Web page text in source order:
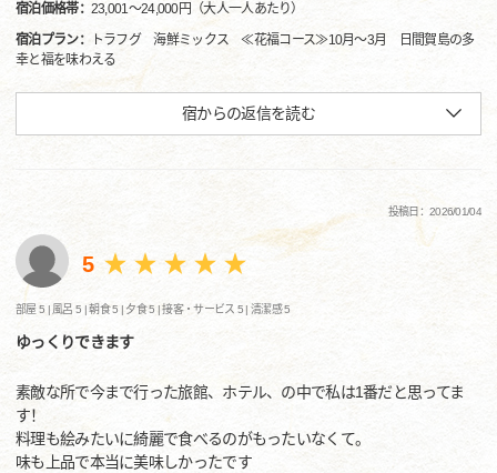
宿泊価格帯： 23,001～24,000円（大人一人あたり）
宿泊プラン：
トラフグ 海鮮ミックス ≪花福コース≫10月～3月 日間賀島の多
幸と福を味わえる
宿からの返信を読む
投稿日：2026/01/04
5
部屋 5 | 風呂 5 |朝食 5 | 夕食 5 |接客・サービス 5 |清潔感 5
ゆっくりできます
素敵な所で今まで行った旅館、ホテル、の中で私は1番だと思ってま
す！
料理も絵みたいに綺麗で食べるのがもったいなくて。
味も上品で本当に美味しかったです